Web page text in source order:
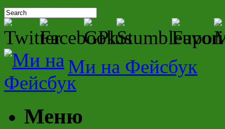
Ми на Фейсбук
Меню